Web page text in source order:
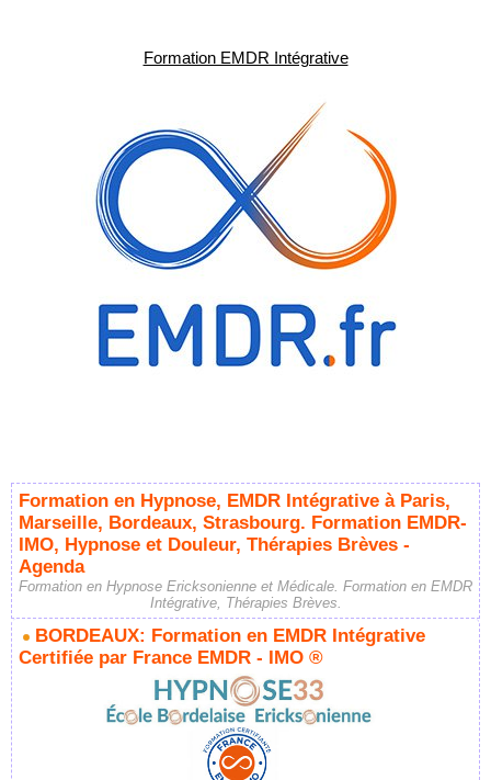
Formation EMDR Intégrative
Formation en Hypnose, EMDR Intégrative à Paris,
Marseille, Bordeaux, Strasbourg. Formation EMDR-
IMO, Hypnose et Douleur, Thérapies Brèves -
Agenda
Formation en Hypnose Ericksonienne et Médicale. Formation en EMDR
Intégrative, Thérapies Brèves.
BORDEAUX: Formation en EMDR Intégrative
Certifiée par France EMDR - IMO ®